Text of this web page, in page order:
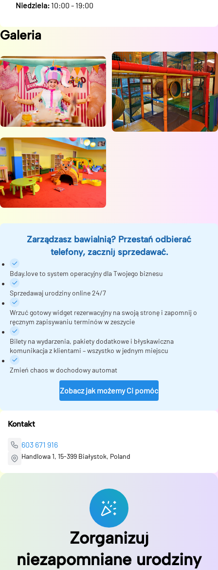
Niedziela: 10:00 - 19:00
Galeria
Zarządzasz bawialnią? Przestań odbierać
telefony, zacznij sprzedawać.
Bday.love to system operacyjny dla Twojego biznesu
Sprzedawaj urodziny online 24/7
Wrzuć gotowy widget rezerwacyjny na swoją stronę i zapomnij o
ręcznym zapisywaniu terminów w zeszycie
Bilety na wydarzenia, pakiety dodatkowe i błyskawiczna
komunikacja z klientami – wszystko w jednym miejscu
Zmień chaos w dochodowy automat
Zobacz jak możemy Ci pomóc
Kontakt
603 671 916
Handlowa 1, 15-399 Białystok, Poland
Zorganizuj
niezapomniane urodziny